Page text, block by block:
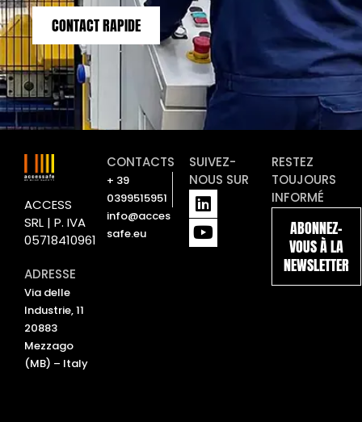
CONTACT RAPIDE
ACCESS
SRL | P. IVA
05718410961
ADRESSE
Via delle
Industrie, 11
20883
Mezzago
(MB) – Italy
CONTACTS
+ 39
0399515951
info@acces
safe.eu
SUIVEZ-
NOUS SUR
L
i
n
k
Y
o
u
t
RESTEZ
TOUJOURS
INFORMÉ
ABONNEZ-
VOUS À LA
NEWSLETTER